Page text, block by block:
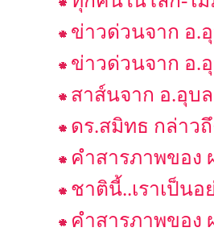
ข่าวด่วนจาก อ.
ข่าวด่วนจาก อ.
สาส์นจาก อ.อุบล
ดร.สมิทธ กล่าว
คำสารภาพของ
ชาตินี้..เราเป็นอ
คำสารภาพของ